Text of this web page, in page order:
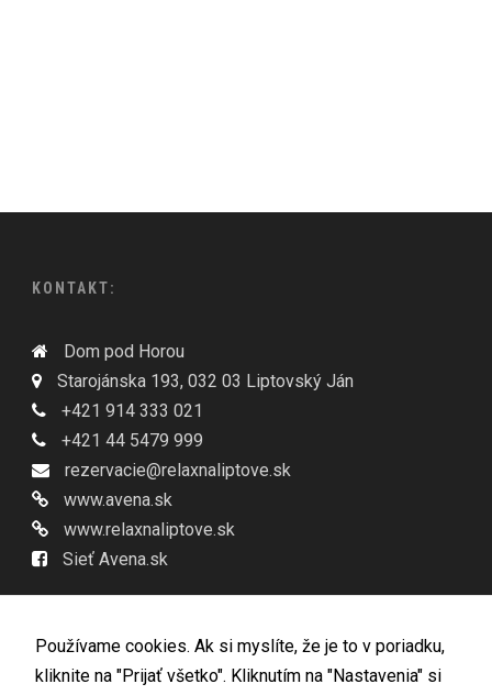
KONTAKT:
Dom pod Horou
Starojánska 193, 032 03 Liptovský Ján
+421 914 333 021
+421 44 5479 999
rezervacie@relaxnaliptove.sk
www.avena.sk
www.relaxnaliptove.sk
Sieť Avena.sk
INFORMÁCIE
Používame cookies. Ak si myslíte, že je to v poriadku,
kliknite na "Prijať všetko". Kliknutím na "Nastavenia" si